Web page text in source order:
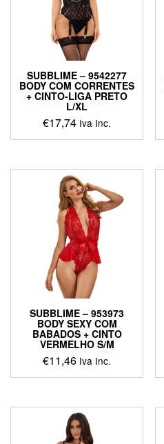
SUBBLIME – 9542277
BODY COM CORRENTES
+ CINTO-LIGA PRETO
L/XL
€17,74 Iva Inc.
SUBBLIME – 953973
BODY SEXY COM
BABADOS + CINTO
VERMELHO S/M
€11,46 Iva Inc.